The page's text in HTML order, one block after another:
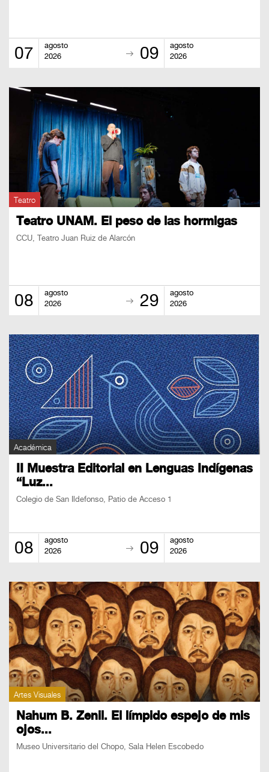
07
agosto
2026
09
agosto
2026
Teatro
Teatro UNAM. El peso de las hormigas
CCU, Teatro Juan Ruiz de Alarcón
08
agosto
2026
29
agosto
2026
Académica
II Muestra Editorial en Lenguas Indígenas
“Luz...
Colegio de San Ildefonso, Patio de Acceso 1
08
agosto
2026
09
agosto
2026
Artes Visuales
Nahum B. Zenil. El límpido espejo de mis
ojos...
Museo Universitario del Chopo, Sala Helen Escobedo